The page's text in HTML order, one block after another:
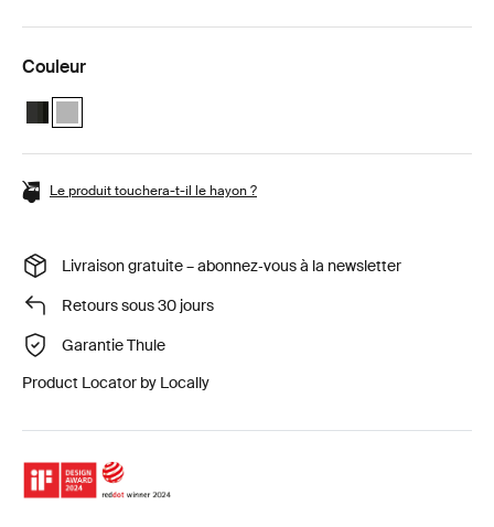
Couleur
Thule Motion 3 travel bundle Black Glossy
Thule Motion 3 travel bundle Titan Glossy (selected)
Le produit touchera-t-il le hayon ?
Livraison gratuite – abonnez‑vous à la newsletter
Retours sous 30 jours
Garantie Thule
Product Locator by Locally